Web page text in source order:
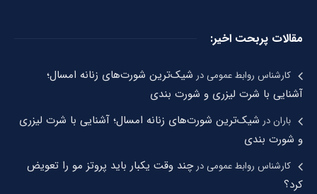
مقالات پربحت اخیر:
کارشناس روابط عمومیدر شیک‌ترین شورت‌های زنانه امسال؛
آشنایی با شرت لیزری و شورت بندی
باراندر شیک‌ترین شورت‌های زنانه امسال؛ آشنایی با شرت لیزری
و شورت بندی
کارشناس روابط عمومیدرچند وقت یکبار باید پروتز مو را تعویض
کرد؟